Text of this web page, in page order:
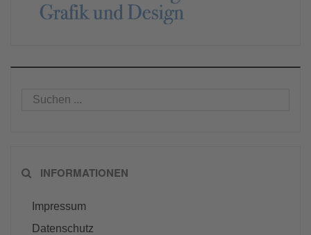
INFORMATIONEN
Impressum
Datenschutz